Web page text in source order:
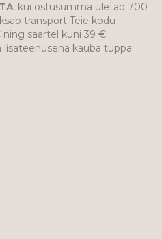
, kui ostusumma ületab 700
transport Teie kodu
saartel kuni 39 €.
lisateenusena kauba tuppa